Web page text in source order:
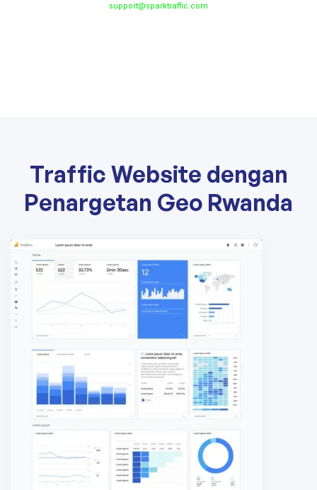
support@sparktraffic.com
Traffic Website dengan
Penargetan Geo Rwanda